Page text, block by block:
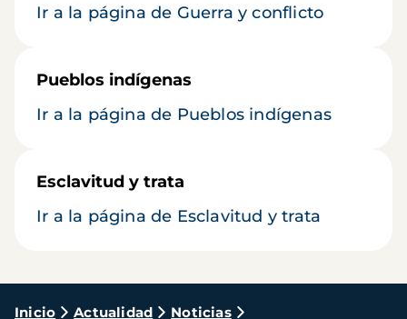
Ir a la página de Guerra y conflicto
Pueblos indígenas
Ir a la página de Pueblos indígenas
Esclavitud y trata
Ir a la página de Esclavitud y trata
Ruta
Inicio Actualidad
Noticias